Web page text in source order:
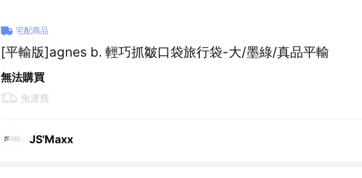
宅配商品
[平輸版]agnes b. 輕巧抓皺口袋旅行袋-大/墨綠/真品平輸
無法購買
免運費
JS'Maxx